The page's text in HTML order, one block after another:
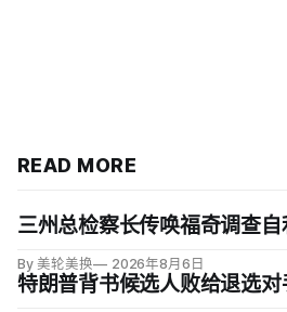
READ MORE
三州总检察长传唤福奇调查自
By 美轮美换 2026年8月6日
特朗普背书候选人败给退选对